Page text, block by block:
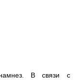
В связи с